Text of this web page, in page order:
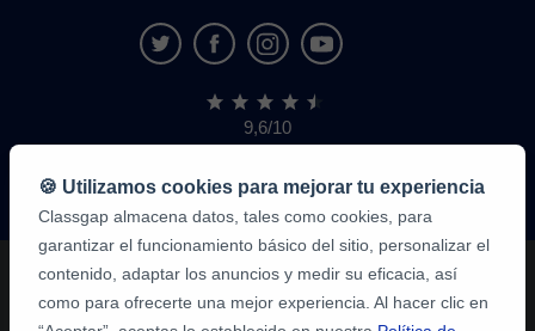
9,6/10
1.339.284
de
alumnos
🍪 Utilizamos cookies para mejorar tu experiencia
Classgap almacena datos, tales como cookies, para
garantizar el funcionamiento básico del sitio, personalizar el
contenido, adaptar los anuncios y medir su eficacia, así
como para ofrecerte una mejor experiencia. Al hacer clic en